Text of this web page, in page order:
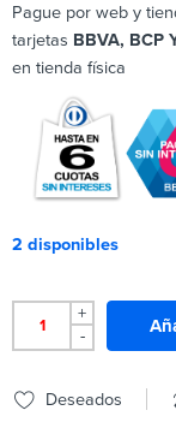
Pague por web y
tarjetas BBVA, BCP
en tienda física
2 disponibles
+
-
Deseados